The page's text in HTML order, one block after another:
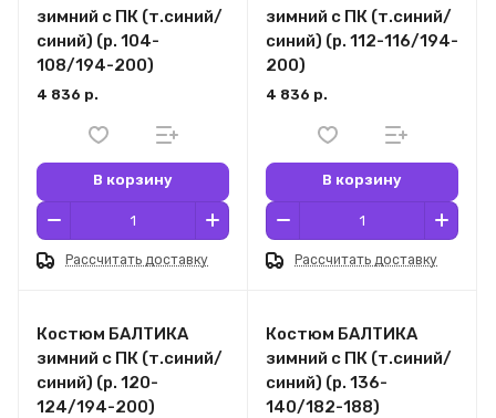
зимний с ПК (т.синий/
синий) (р. 104-
108/194-200)
4 836 р.
В корзину
Рассчитать доставку
зимний с ПК (т.синий/
синий) (р. 112-116/194-
200)
4 836 р.
В корзину
Рассчитать доставку
Костюм БАЛТИКА
зимний с ПК (т.синий/
синий) (р. 120-
124/194-200)
Костюм БАЛТИКА
зимний с ПК (т.синий/
синий) (р. 136-
140/182-188)